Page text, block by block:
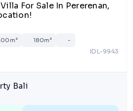
For Sale In Pererenan,
180m² -
IDL-9943
Bali